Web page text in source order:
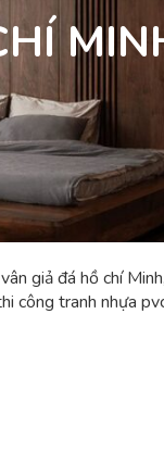
giả đá hồ chí
công tranh nhựa